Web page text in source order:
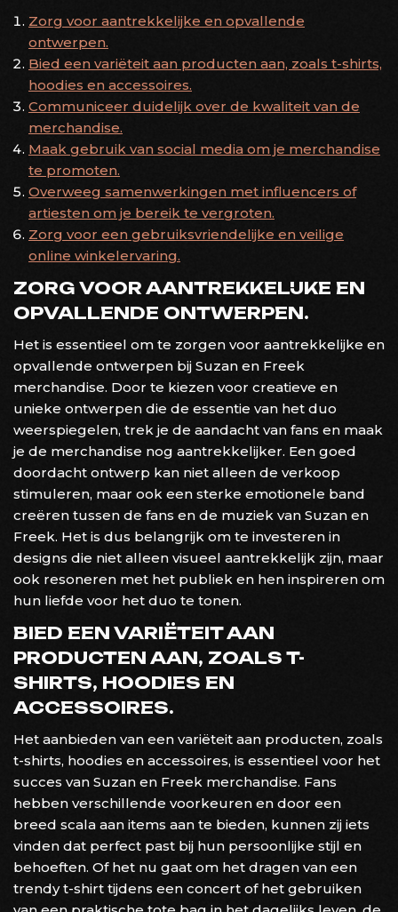
Zorg voor aantrekkelijke en opvallende
ontwerpen.
Bied een variëteit aan producten aan, zoals t-shirts,
hoodies en accessoires.
Communiceer duidelijk over de kwaliteit van de
merchandise.
Maak gebruik van social media om je merchandise
te promoten.
Overweeg samenwerkingen met influencers of
artiesten om je bereik te vergroten.
Zorg voor een gebruiksvriendelijke en veilige
online winkelervaring.
ZORG VOOR AANTREKKELIJKE EN
OPVALLENDE ONTWERPEN.
Het is essentieel om te zorgen voor aantrekkelijke en
opvallende ontwerpen bij Suzan en Freek
merchandise. Door te kiezen voor creatieve en
unieke ontwerpen die de essentie van het duo
weerspiegelen, trek je de aandacht van fans en maak
je de merchandise nog aantrekkelijker. Een goed
doordacht ontwerp kan niet alleen de verkoop
stimuleren, maar ook een sterke emotionele band
creëren tussen de fans en de muziek van Suzan en
Freek. Het is dus belangrijk om te investeren in
designs die niet alleen visueel aantrekkelijk zijn, maar
ook resoneren met het publiek en hen inspireren om
hun liefde voor het duo te tonen.
BIED EEN VARIËTEIT AAN
PRODUCTEN AAN, ZOALS T-
SHIRTS, HOODIES EN
ACCESSOIRES.
Het aanbieden van een variëteit aan producten, zoals
t-shirts, hoodies en accessoires, is essentieel voor het
succes van Suzan en Freek merchandise. Fans
hebben verschillende voorkeuren en door een
breed scala aan items aan te bieden, kunnen zij iets
vinden dat perfect past bij hun persoonlijke stijl en
behoeften. Of het nu gaat om het dragen van een
trendy t-shirt tijdens een concert of het gebruiken